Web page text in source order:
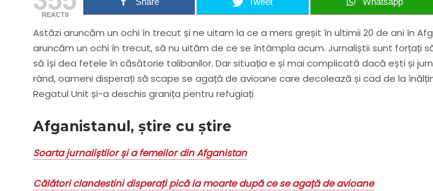
REACTII
Astăzi aruncăm un ochi în trecut și ne uitam la ce a mers greșit în ultimii 20 de ani în
aruncăm un ochi în trecut, să nu uităm de ce se întâmpla acum. Jurnaliștii sunt forțați
să își dea fetele în căsătorie talibanilor. Dar situația e și mai complicată dacă ești și
rând, oameni disperați să scape se agață de avioane care decolează și cad de la
Regatul Unit și-a deschis granița pentru refugiați
Afganistanul, știre cu știre
Soarta jurnaliștilor și a femeilor din Afganistan
Călători clandestini disperați pică la moarte după ce se agață de avioane